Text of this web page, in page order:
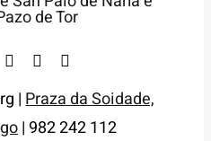
|Praza da Soidade,
| 982 242 112